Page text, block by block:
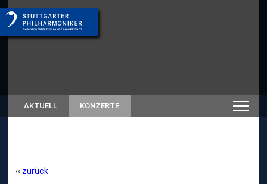
AKTUELL KONZERTE
zurück